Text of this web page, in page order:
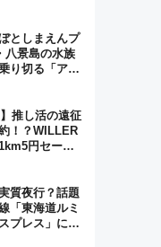
としまえんプ
八景島の水族
り切る「アク
で夏休みをお
】推し活の遠征
！？WILLER
円セー
イン温泉の最
質夜行？話題
「東海道ルミ
プレス」に乗
京22時発、